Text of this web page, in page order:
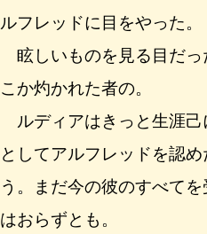
ルフレッドに目をやった。
眩しいものを見る目だっ
こか灼かれた者の。
ルディアはきっと生涯己
としてアルフレッドを認
う。まだ今の彼のすべて
はおらずとも。